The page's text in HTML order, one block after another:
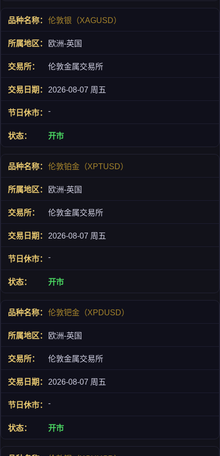
伦敦银（XAGUSD）
欧洲-英国
伦敦金属交易所
2026-08-07 周五
-
开市
伦敦铂金（XPTUSD）
欧洲-英国
伦敦金属交易所
2026-08-07 周五
-
开市
伦敦钯金（XPDUSD）
欧洲-英国
伦敦金属交易所
2026-08-07 周五
-
开市